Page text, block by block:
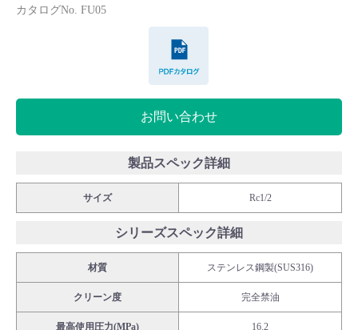
製品動画一覧
説明会・講習会
採用情報
カタログNo. FU05
お問い合わせ
製品スペック詳細
サイズ Rc1/2
シリーズスペック詳細
材質 ステンレス鋼製(SUS316)
クリーン度 完全禁油
最高使用圧力(MPa) 16.2